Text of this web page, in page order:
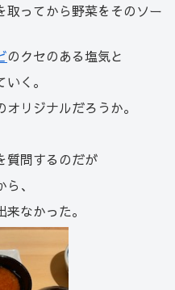
取ってから野菜をそのソー
のクセのある塩気と
く。
リジナルだろうか。
質問するのだが
、
なかった。